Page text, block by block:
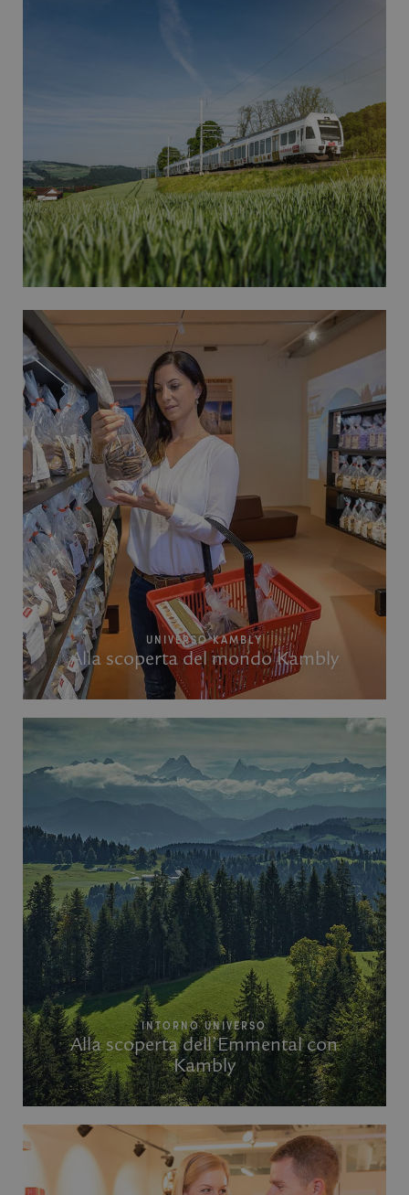
UNIVERSO KAMBLY
Alla scoperta del mondo Kambly
INTORNO UNIVERSO
Alla scoperta dell’Emmental con
Kambly